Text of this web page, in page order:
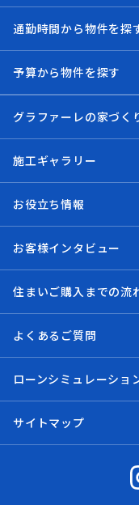
通勤時間から物件を探
予算から物件を探す
グラファーレの家づく
施工ギャラリー
お役立ち情報
お客様インタビュー
住まいご購入までの流
よくあるご質問
ローンシミュレーショ
サイトマップ